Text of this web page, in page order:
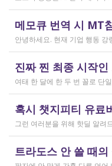
메모큐 번역 시 MT
진짜 찐 최종 시작
혹시 챗지피티 유료
트라도스 안 쓸 때